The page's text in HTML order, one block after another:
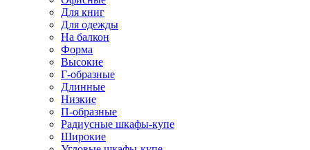
Для книг
Для одежды
На балкон
Форма
Высокие
Г-образные
Длинные
Низкие
П-образные
Радиусные шкафы-купе
Широкие